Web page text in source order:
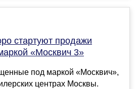
стартуют продажи
«Москвич 3»
под маркой «Москвич»,
центрах Москвы.